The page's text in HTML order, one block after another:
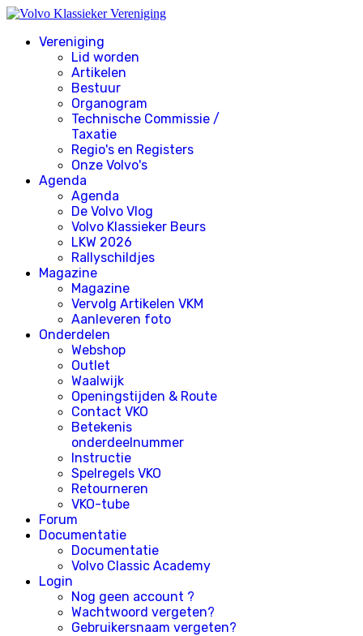
Vereniging
Lid worden
Artikelen
Bestuur
Organogram
Technische Commissie /
Taxatie
Regio's en Registers
Onze Volvo's
Agenda
Agenda
De Volvo Vlog
Volvo Klassieker Beurs
LKW 2026
Rallyschildjes
Magazine
Magazine
Vervolg Artikelen VKM
Aanleveren foto
Onderdelen
Webshop
Outlet
Waalwijk
Openingstijden & Route
Contact VKO
Betekenis
onderdeelnummer
Instructie
Spelregels VKO
Retourneren
VKO-tube
Forum
Documentatie
Documentatie
Volvo Classic Academy
Login
Nog geen account ?
Wachtwoord vergeten?
Gebruikersnaam vergeten?